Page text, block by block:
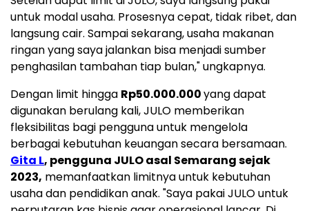
untuk modal usaha. Prosesnya cepat, tidak ribet, dan
langsung cair. Sampai sekarang, usaha makanan
ringan yang saya jalankan bisa menjadi sumber
penghasilan tambahan tiap bulan," ungkapnya.
Dengan limit hingga Rp50.000.000yang dapat
digunakan berulang kali, JULO memberikan
fleksibilitas bagi pengguna untuk mengelola
berbagai kebutuhan keuangan secara bersamaan.
Gita L, pengguna JULO asal Semarang sejak
2023, memanfaatkan limitnya untuk kebutuhan
usaha dan pendidikan anak. "Saya pakai JULO untuk